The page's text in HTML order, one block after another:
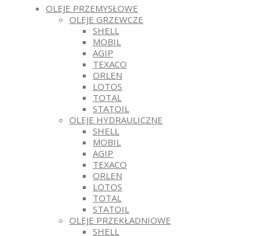
OLEJE PRZEMYSŁOWE
OLEJE GRZEWCZE
SHELL
MOBIL
AGIP
TEXACO
ORLEN
LOTOS
TOTAL
STATOIL
OLEJE HYDRAULICZNE
SHELL
MOBIL
AGIP
TEXACO
ORLEN
LOTOS
TOTAL
STATOIL
OLEJE PRZEKŁADNIOWE
SHELL